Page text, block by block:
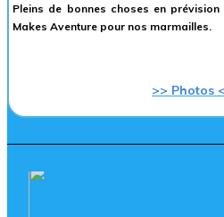
Pleins de bonnes choses en
Makes Aventure pour nos marmailles.
>> Photos